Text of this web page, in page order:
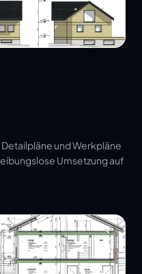
und Werkpläne
Umsetzung auf